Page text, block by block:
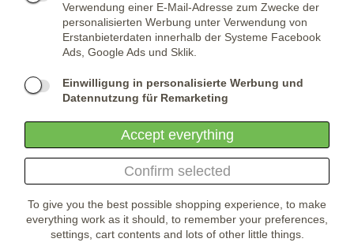
To give you the best possible shopping experience, to make
everything work as it should, to remember your preferences,
settings, cart contents and lots of other little things.
Verwendung einer E-Mail-Adresse zum Zwecke der
personalisierten Werbung unter Verwendung von
Erstanbieterdaten innerhalb der Systeme Facebook
Ads, Google Ads und Sklik.
Einwilligung in personalisierte Werbung und
Datennutzung für Remarketing
Confirm selected
Accept everything
FIRMENSITZ:
ARMYSHOP.CZ, s.r.o
549 31 Velké Poříčí
Česká republika